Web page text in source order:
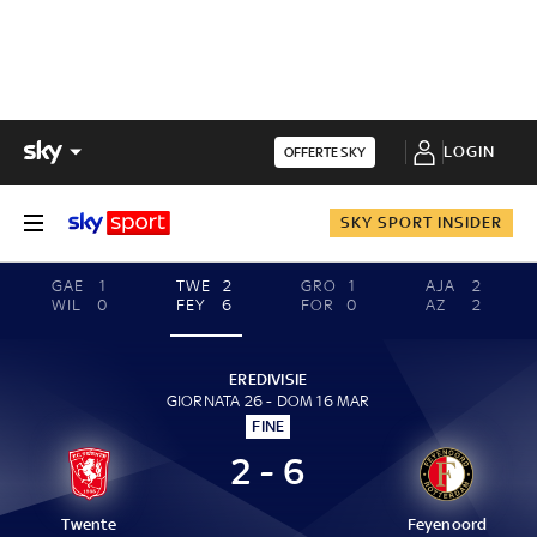
OFFERTE SKY LOGIN
SKY SPORT INSIDER
GAE
1
WIL
0
TWE
2
FEY
6
GRO
1
FOR
0
AJA
2
AZ
2
EREDIVISIE
GIORNATA 26 - DOM 16 MAR
FINE
Twente
2 - 6
Feyenoord